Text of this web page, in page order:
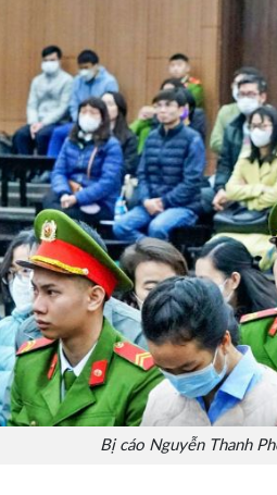
Bị cáo Nguyễn Thanh